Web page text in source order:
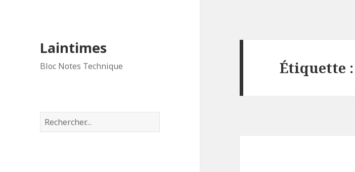
Laintimes
Bloc Notes Technique
Rechercher :
Étiquette :